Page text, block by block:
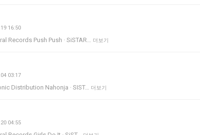
16:50
Records Push Push · SiSTAR… 더보기
03:17
Distribution Nahonja · SIST… 더보기
04:55